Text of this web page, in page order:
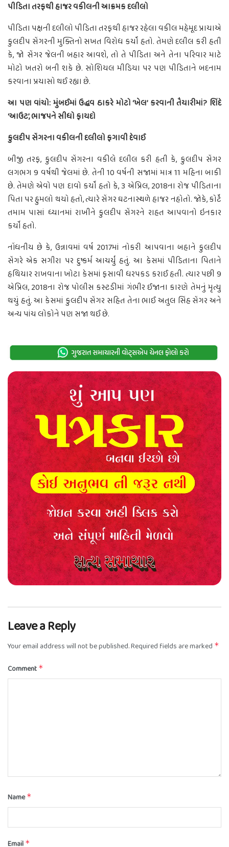
પીડિતા તરફથી હાજર વકીલની આક્રમક દલીલો
પીડિતા પક્ષની દલીલો પીડિતા તરફથી હાજર રહેલા વકીલ મહેમૂદ પ્રાચાએ
કુલદીપ સેંગરની મુક્તિનો સખત વિરોધ કર્યો હતો. તેમણે દલીલ કરી હતી
કે, જો સેંગર જેલની બહાર આવશે, તો તે પીડિતા અને તેના પરિવાર માટે
મોટો ખતરો બની શકે છે. સોશિયલ મીડિયા પર પણ પીડિતાને બદનામ
કરવાના પ્રયાસો થઈ રહ્યા છે.
આ પણ વાંચો: મુંબઈમાં ઉદ્ધવ ઠાકરે મોટો ‘ખેલ’ કરવાની તૈયારીમાં? શિંદે
‘આઉટ’, ભાજપને સીધો ફાયદો
કુલદીપ સેંગરના વકીલની દલીલો ફગાવી દેવાઈ
બીજી તરફ, કુલદીપ સેંગરના વકીલે દલીલ કરી હતી કે, કુલદીપ સેંગર
લગભગ 9 વર્ષથી જેલમાં છે. તેની 10 વર્ષની સજામાં માત્ર 11 મહિના બાકી
છે. તેમણે એવો પણ દાવો કર્યો હતો કે, 3 એપ્રિલ, 2018ના રોજ પીડિતાના
પિતા પર હુમલો થયો હતો, ત્યારે સેંગર ઘટનાસ્થળે હાજર નહોતો. જોકે, કોર્ટે
તમામ પાસાં ધ્યાનમાં રાખીને કુલદીપ સેંગરને રાહત આપવાનો ઇનકાર
કર્યો હતો.
નોંધનીય છે કે, ઉન્નાવમાં વર્ષ 2017માં નોકરી આપવાના બહાને કુલદીપ
સેંગરે એક સગીરા પર દુષ્કર્મ આચર્યું હતું. આ કેસમાં પીડિતાના પિતાને
હથિયાર રાખવાના ખોટા કેસમાં ફસાવી ધરપકડ કરાઈ હતી. ત્યાર પછી 9
એપ્રિલ, 2018ના રોજ પોલીસ કસ્ટડીમાં ગંભીર ઈજાના કારણે તેમનું મૃત્યુ
થયું હતું. આ કેસમાં કુલદીપ સેંગર સહિત તેના ભાઈ અતુલ સિંહ સેંગર અને
અન્ય પાંચ લોકોને પણ સજા થઈ છે.
Leave a Reply
Your email address will not be published.Required fields are marked *
Comment *
Name*
Email *